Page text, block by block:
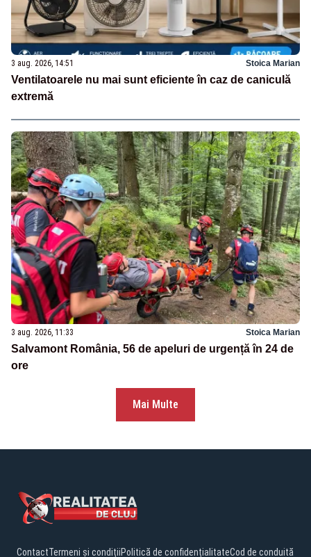
3 aug. 2026, 14:51 Stoica Marian
Ventilatoarele nu mai sunt eficiente în caz de caniculă
extremă
3 aug. 2026, 11:33 Stoica Marian
Salvamont România, 56 de apeluri de urgență în 24 de
ore
Mai Multe
ContactTermeni și condițiiPolitică de confidențialitateCod de conduită